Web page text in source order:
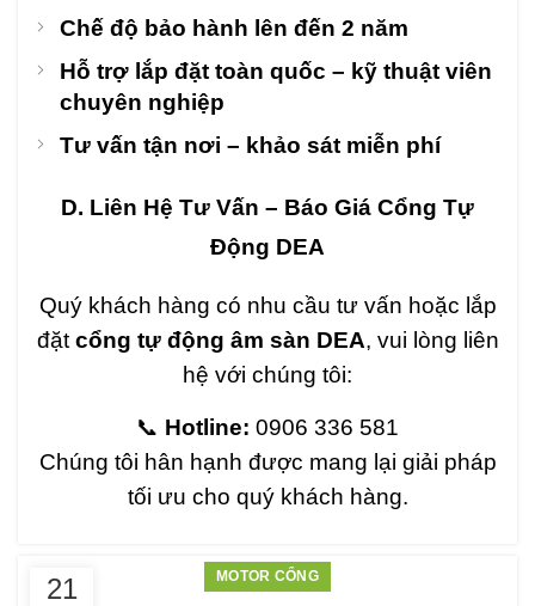
Chế độ bảo hành lên đến 2 năm
Hỗ trợ lắp đặt toàn quốc – kỹ thuật viên
chuyên nghiệp
Tư vấn tận nơi – khảo sát miễn phí
D. Liên Hệ Tư Vấn – Báo Giá Cổng Tự
Động DEA
Quý khách hàng có nhu cầu tư vấn hoặc lắp
đặt cổng tự động âm sàn DEA, vui lòng liên
hệ với chúng tôi:
📞 Hotline: 0906 336 581
Chúng tôi hân hạnh được mang lại giải pháp
tối ưu cho quý khách hàng.
21 MOTOR CỔNG